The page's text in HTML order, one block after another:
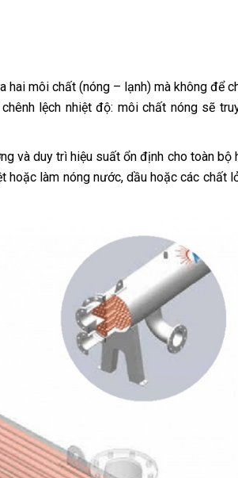
hai môi chất (nóng – lạnh) mà không để
lệch nhiệt độ: môi chất nóng sẽ
và duy trì hiệu suất ổn định cho toàn bộ
hoặc làm nóng nước, dầu hoặc các chất